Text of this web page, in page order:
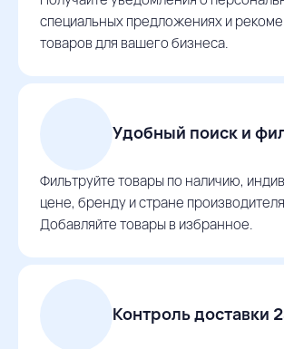
специальных предложениях и
товаров для вашего бизнеса.
Удобный поиск и
Фильтруйте товары по наличию,
цене, бренду и стране
Добавляйте товары в избранное.
Контроль доставки